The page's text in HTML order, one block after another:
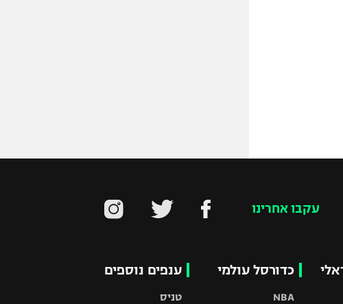
עקבו אחרינו
כדורסל עולמי
NBA
ענפים נוספים
טניס